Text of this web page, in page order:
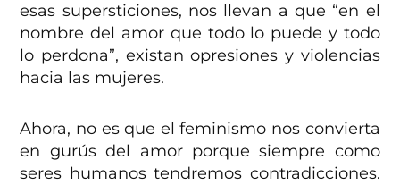
esas supersticiones, nos llevan a que “en el
nombre del amor que todo lo puede y todo
lo perdona”, existan opresiones y violencias
hacia las mujeres.
Ahora, no es que el feminismo nos convierta
en gurús del amor porque siempre como
seres humanos tendremos contradicciones.